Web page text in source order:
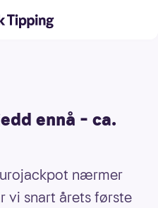
ennå – ca.
nærmer
vi snart årets første